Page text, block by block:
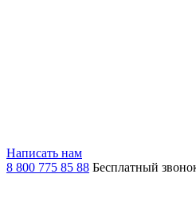
Написать нам
8 800 775 85 88 Бесплатный